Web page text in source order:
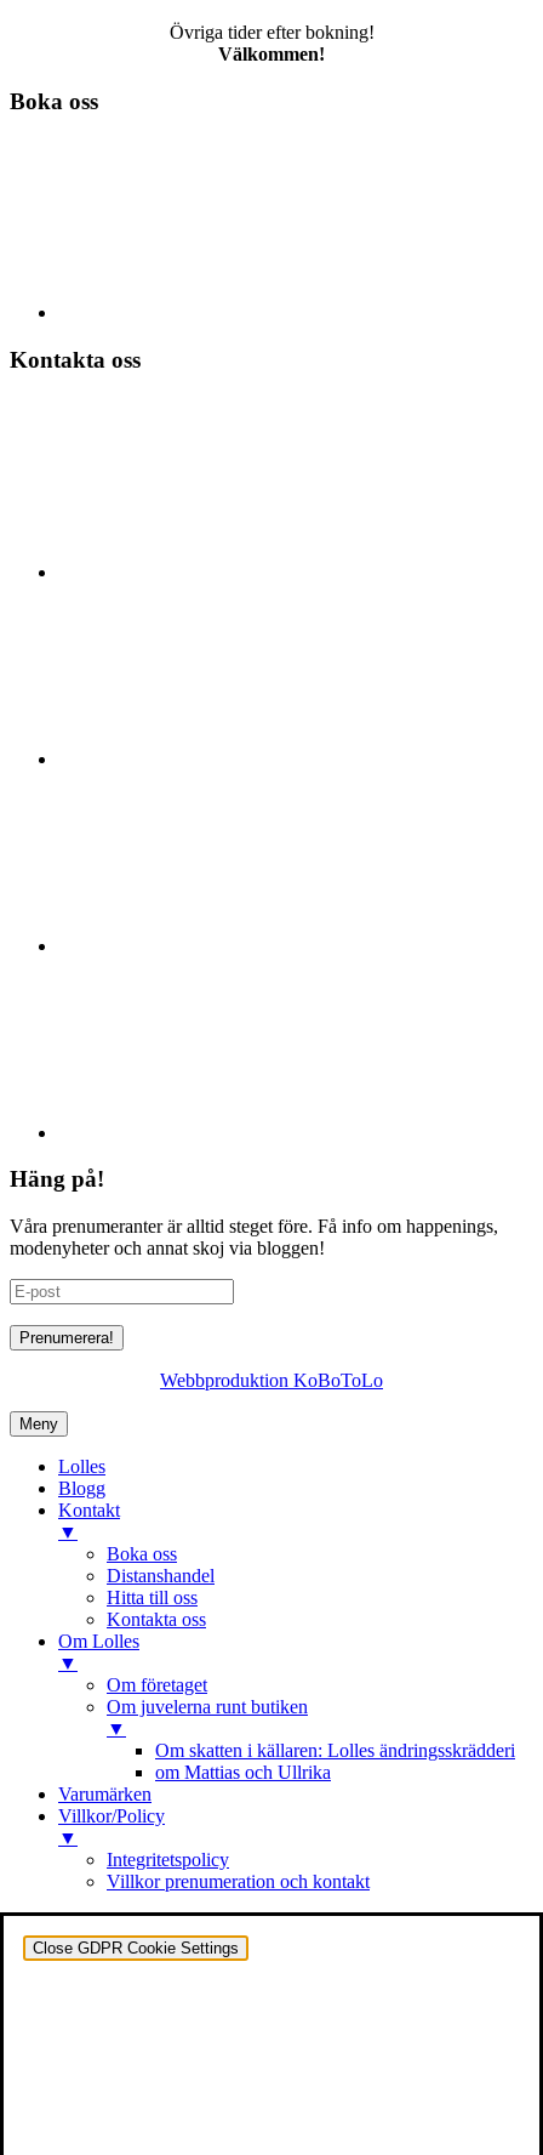
Övriga tider efter bokning!
Välkommen!
Boka oss
Kontakta oss
Häng på!
Våra prenumeranter är alltid steget före. Få info om happenings,
modenyheter och annat skoj via bloggen!
Webbproduktion KoBoToLo
Meny
Lolles
Blogg
Kontakt
▼
Boka oss
Distanshandel
Hitta till oss
Kontakta oss
Om Lolles
▼
Om företaget
Om juvelerna runt butiken
▼
Om skatten i källaren: Lolles ändringsskrädderi
om Mattias och Ullrika
Varumärken
Villkor/Policy
▼
Integritetspolicy
Villkor prenumeration och kontakt
Close GDPR Cookie Settings